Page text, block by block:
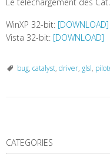
WinXP 32-bit: [DOWNLOAD]
Vista 32-bit: [DOWNLOAD]
bug, catalyst, driver, glsl,
o
CATEGORIES